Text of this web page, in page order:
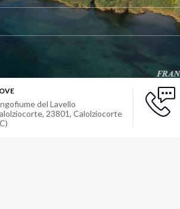
del Lavello
23801, Calolziocorte